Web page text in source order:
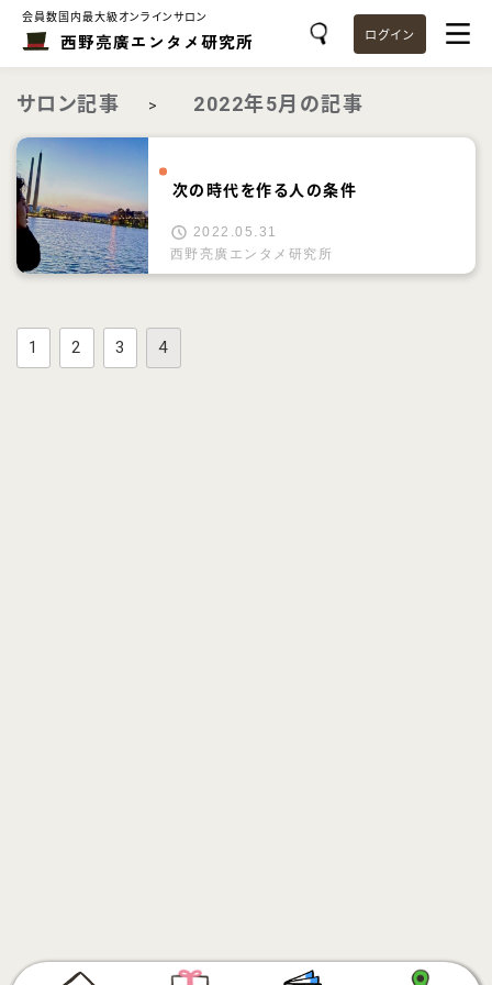
会員数国内最大級オンラインサロン
西野亮廣エンタメ研究所 ログイン
サロン記事 > 2022年5月の記事
次の時代を作る人の条件
2022.05.31
西野亮廣エンタメ研究所
1 2 3 4